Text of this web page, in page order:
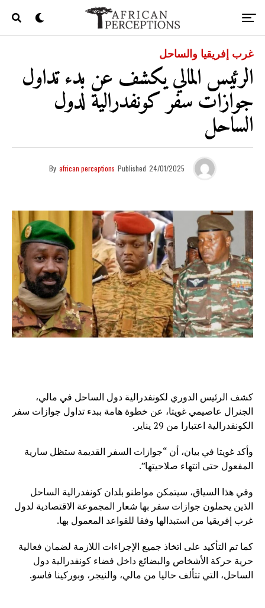
غرب إفريقيا والساحل
الرئيس المالي يكشف عن بدء تداول
جوازات سفر كونفدرالية لدول
الساحل
By african perceptions Published 24/01/2025
كشف الرئيس الدوري لكونفدرالية دول الساحل في مالي،
الجنرال عاصيمي غويتا، عن خطوة هامة ببدء تداول جوازات سفر
الكونفدرالية اعتبارا من 29 يناير.
وأكد غويتا في بيان، أن “جوازات السفر القديمة ستظل سارية
المفعول حتى انتهاء صلاحيتها”.
وفي هذا السياق، سيتمكن مواطنو بلدان كونفدرالية الساحل
الذين يحملون جوازات سفر بها شعار المجموعة الاقتصادية لدول
غرب إفريقيا من استبدالها وفقا للقواعد المعمول بها.
كما تم التأكيد على اتخاذ جميع الإجراءات اللازمة لضمان فعالية
حرية حركة الأشخاص والبضائع داخل فضاء كونفدرالية دول
الساحل، التي تتألف حاليا من مالي، والنيجر، وبوركينا فاسو.